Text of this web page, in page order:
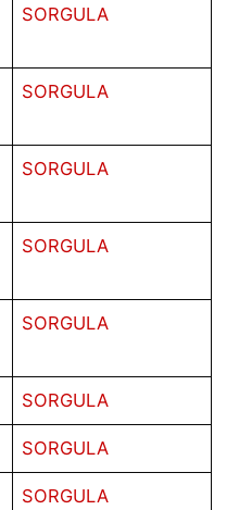
SORGULA
SORGULA
SORGULA
SORGULA
SORGULA
SORGULA
SORGULA
SORGULA